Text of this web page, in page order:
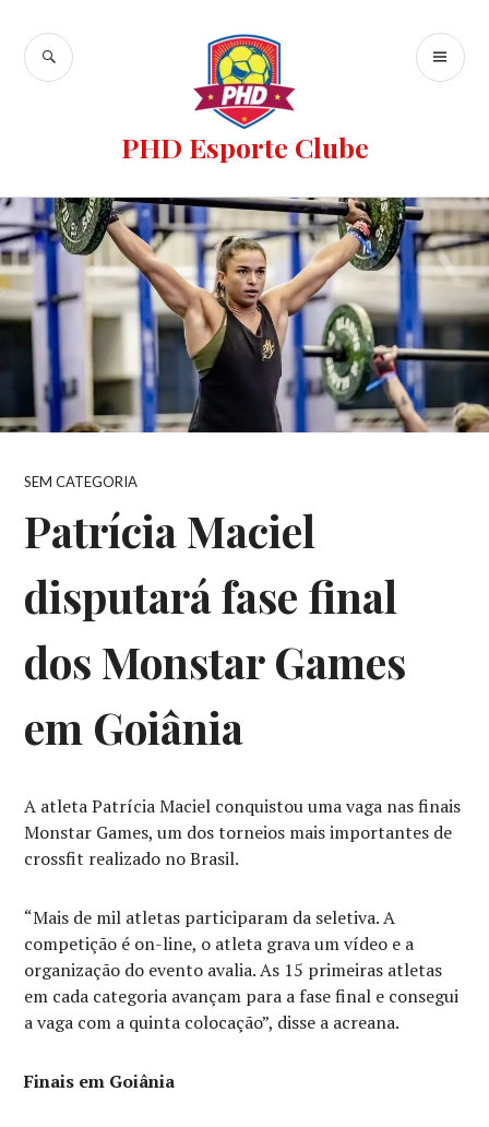
PHD Esporte Clube
SEM CATEGORIA
Patrícia Maciel
disputará fase final
dos Monstar Games
em Goiânia
A atleta Patrícia Maciel conquistou uma vaga nas finais
Monstar Games, um dos torneios mais importantes de
crossfit realizado no Brasil.
“Mais de mil atletas participaram da seletiva. A
competição é on-line, o atleta grava um vídeo e a
organização do evento avalia. As 15 primeiras atletas
em cada categoria avançam para a fase final e consegui
a vaga com a quinta colocação”, disse a acreana.
Finais em Goiânia